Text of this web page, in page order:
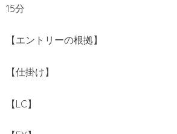
15分
【エントリーの根拠】
【仕掛け】
【LC】